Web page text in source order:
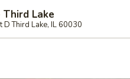
Third Lake
Third Lake, IL 60030